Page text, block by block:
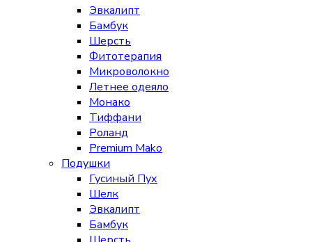
Эвкалипт
Бамбук
Шерсть
Фитотерапия
Микроволокно
Летнее одеяло
Монако
Тиффани
Роланд
Premium Mako
Подушки
Гусиный Пух
Шелк
Эвкалипт
Бамбук